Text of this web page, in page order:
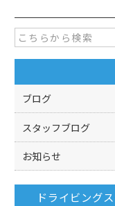
e
b
o
o
k
er
ブログ
スタッフブログ
お知らせ
ドライビング